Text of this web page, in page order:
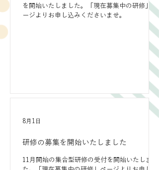
を開始いたしました。「現在募集中の研修」ペ
ージよりお申し込みくださいませ。
研修の募集を開始いたしました
11月開始の集合型研修の受付を開始いたしまし
8月1日